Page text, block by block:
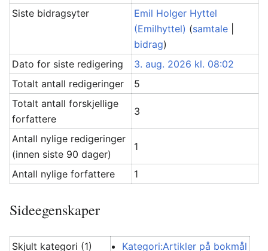
Siste bidragsyter
Emil Holger Hyttel
(Emilhyttel) (samtale
bidrag)
Dato for siste redigering
3. aug. 2026 kl. 08:02
Totalt antall redigeringer
5
Totalt antall forskjellige
forfattere
3
Antall nylige redigeringer
(innen siste 90 dager)
1
Antall nylige forfattere 1
Sideegenskaper
Skjult kategori (1) Kategori:Artikler på bokmål